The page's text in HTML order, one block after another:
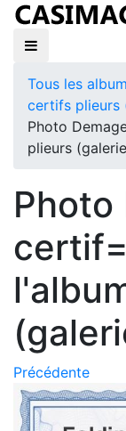
Tous les
certifs plieurs
Photo
plieurs
Photo
Précédente